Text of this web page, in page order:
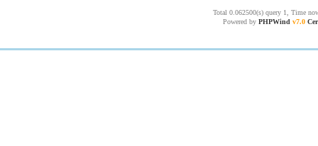
Total 0.062500(s) query 1, Time
Powered by PHPWind v7.0